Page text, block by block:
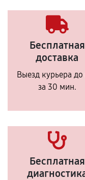
Бесплатная
доставка
Выезд курьера до
за 30 мин.
Бесплатная